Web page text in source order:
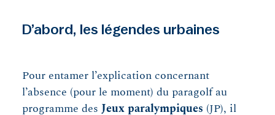
D’abord, les légendes urbaines
Pour entamer l’explication concernant
l’absence (pour le moment) du paragolf au
programme des Jeux paralympiques (JP), il